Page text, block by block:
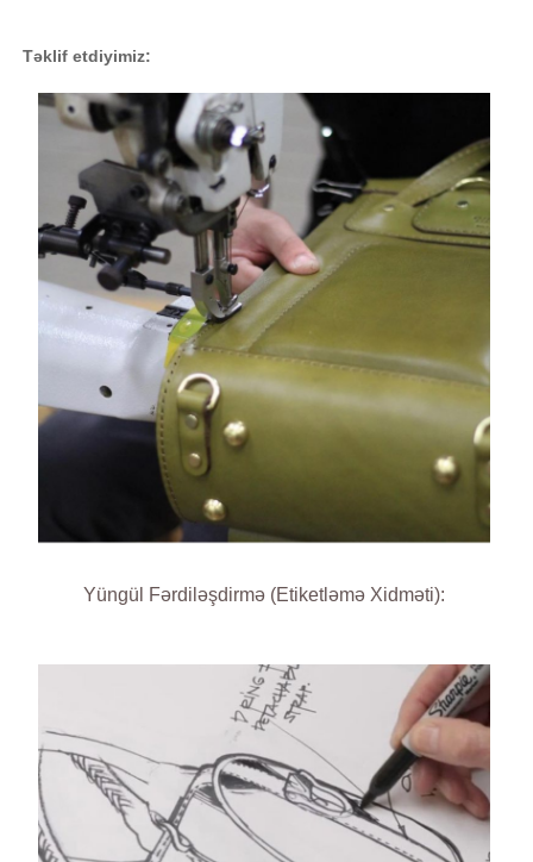
Təklif etdiyimiz:
Yüngül Fərdiləşdirmə (Etiketləmə Xidməti):